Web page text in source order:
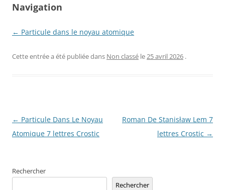
Navigation
← Particule dans le noyau atomique
Cette entrée a été publiée dans Non classé le25 avril 2026 .
Navigation
des
← Particule Dans Le Noyau
Atomique 7 lettres Crostic
Roman De Stanisław Lem 7
lettres Crostic →
Rechercher
Rechercher